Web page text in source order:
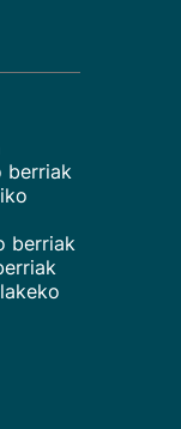
berriak
berriak